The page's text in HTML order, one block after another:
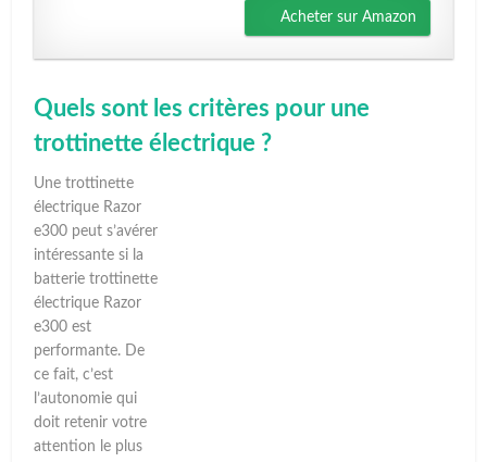
Acheter sur Amazon
Quels sont les critères pour une
trottinette électrique ?
Une trottinette
électrique Razor
e300 peut s’avérer
intéressante si la
batterie trottinette
électrique Razor
e300 est
performante. De
ce fait, c’est
l’autonomie qui
doit retenir votre
attention le plus